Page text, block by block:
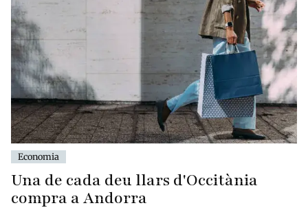
Economia
Una de cada deu llars d'Occitània
compra a Andorra